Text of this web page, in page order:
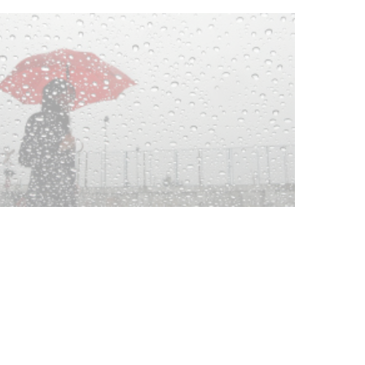
Clases de Muai Thai en Complejo